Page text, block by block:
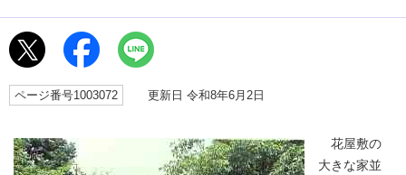
ページ番号1003072 更新日 令和8年6月2日
花屋敷の
大きな家並